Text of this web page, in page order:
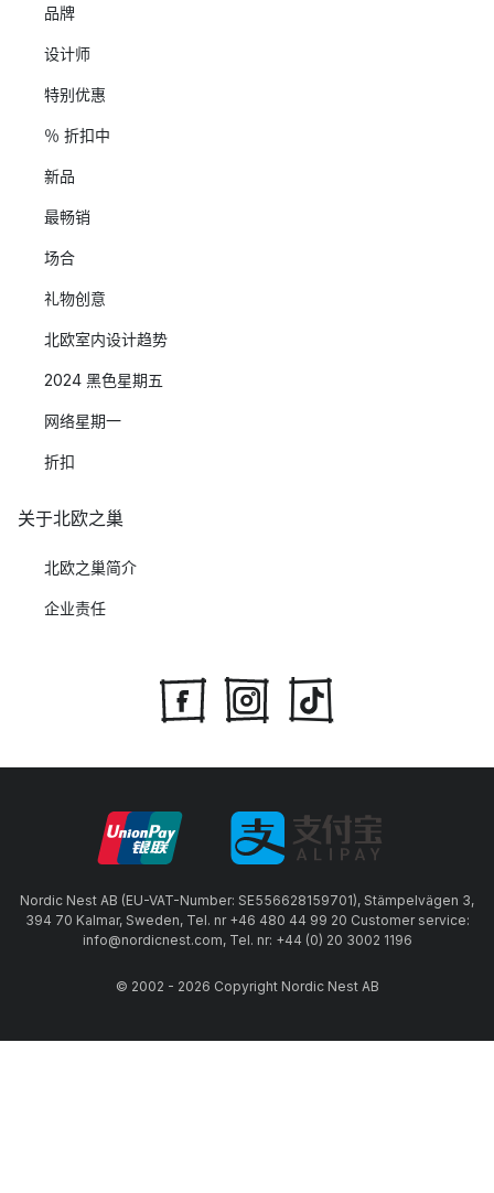
品牌
设计师
特别优惠
％ 折扣中
新品
最畅销
场合
礼物创意
北欧室内设计趋势
2024 黑色星期五
网络星期一
折扣
关于北欧之巢
北欧之巢简介
企业责任
Nordic Nest AB (EU-VAT-Number: SE556628159701), Stämpelvägen 3,
394 70 Kalmar, Sweden, Tel. nr +46 480 44 99 20 Customer service:
info@nordicnest.com, Tel. nr: +44 (0) 20 3002 1196
© 2002 - 2026 Copyright Nordic Nest AB